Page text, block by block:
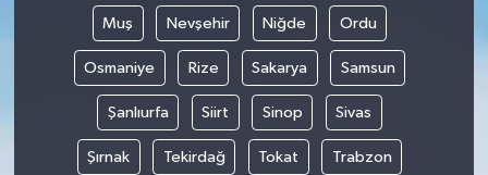
Muş Nevşehir Niğde Ordu
Osmaniye Rize Sakarya Samsun
Şanlıurfa Siirt Sinop Sivas
Şırnak Tekirdağ Tokat Trabzon